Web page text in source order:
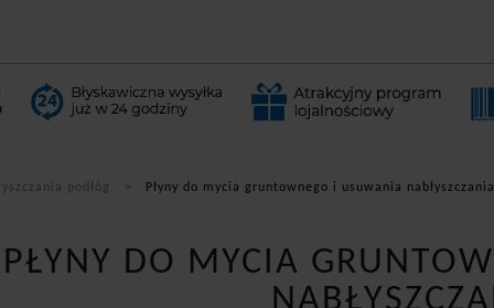
podłóg Płyny do mycia gruntownego i usuwania nabłyszczania
PŁYNY DO MYCIA